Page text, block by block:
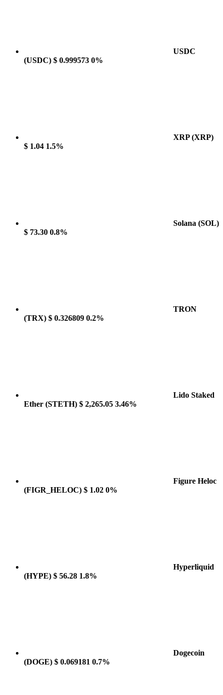
USDC
(USDC) $ 0.999573 0%
XRP(XRP)
$ 1.04 1.5%
Solana (SOL)
$ 73.30 0.8%
TRON
(TRX) $ 0.326809 0.2%
Lido Staked
Ether (STETH) $ 2,265.05 3.46%
Figure Heloc
(FIGR_HELOC) $ 1.02 0%
Hyperliquid
(HYPE) $ 56.28 1.8%
Dogecoin
(DOGE) $ 0.069181 0.7%